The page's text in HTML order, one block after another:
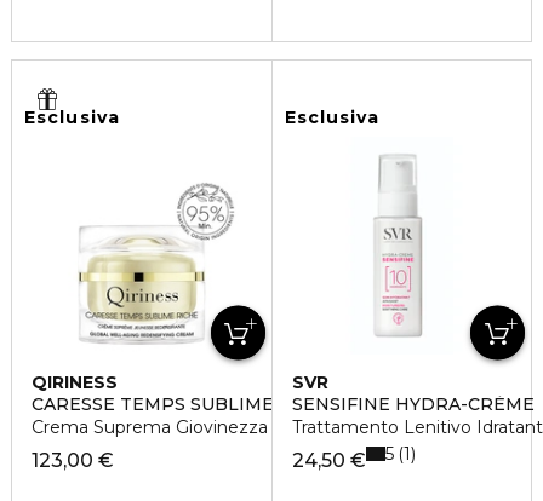
Esclusiva
QIRINESS
CARESSE TEMPS SUBLIME RICHE
Crema Suprema Giovinezza Ridensificante Versione Ricca
123,00 €
Esclusiva
SVR
SENSIFINE HYDRA-CRÈME
Trattamento Lenitivo
24,50 € 5 1